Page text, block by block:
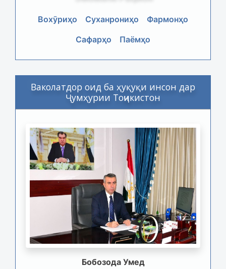
Вохӯриҳо Суханрониҳо
Фармонҳо
Сафарҳо
Паёмҳо
Ваколатдор оид ба ҳуқуқи инсон дар
Ҷумҳурии Тоҷикистон
Бобозода Умед